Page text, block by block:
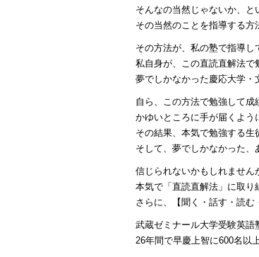
そんなの当然じゃないか、と
その当然のことを指導する方
その方法が、私の塾で指導し
私自身が、この直読直解法で
夢でしかなかった慶応大学・
自ら、この方法で勉強して成
かゆいところに手が届くよう
その結果、本気で勉強する生
そして、夢でしかなかった、
信じられないかもしれません
本気で「直読直解法」に取り
さらに、【聞く・話す・読む
武蔵ゼミナール大学受験英語
26年間で早慶上智に600名以